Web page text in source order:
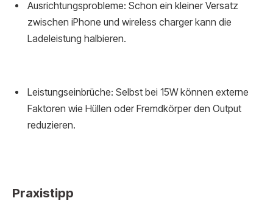
Ausrichtungsprobleme: Schon ein kleiner Versatz
zwischen iPhone und wireless charger kann die
Ladeleistung halbieren.
Leistungseinbrüche: Selbst bei 15W können externe
Faktoren wie Hüllen oder Fremdkörper den Output
reduzieren.
Praxistipp